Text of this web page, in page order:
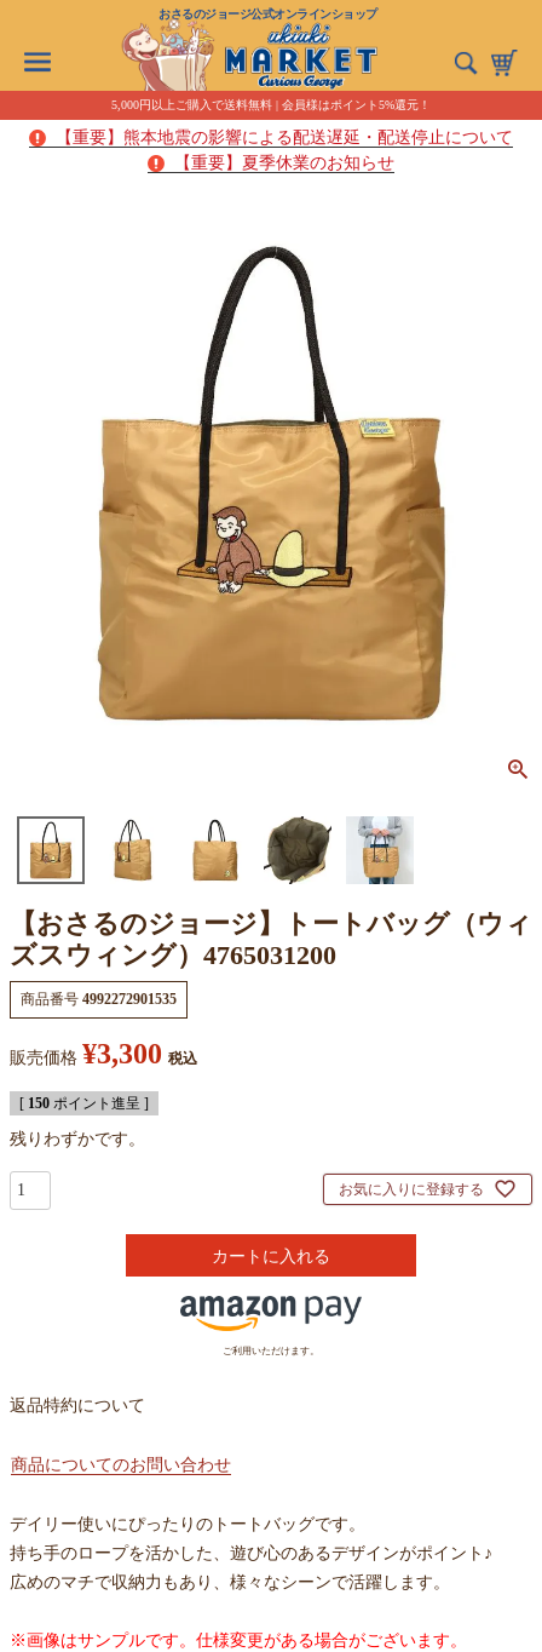
おさるのジョージ公式オンラインショップ
5,000円以上ご購入で送料無料 | 会員様はポイント5%還元！
【重要】熊本地震の影響による配送遅延・配送停止について
【重要】夏季休業のお知らせ
【おさるのジョージ】トートバッグ（ウィ
ズスウィング）4765031200
商品番号 4992272901535
販売価格 ¥3,300 税込
[ 150 ポイント進呈 ]
残りわずかです。
お気に入りに登録する
カートに入れる
ご利用いただけます。
返品特約について
商品についてのお問い合わせ
デイリー使いにぴったりのトートバッグです。
持ち手のロープを活かした、遊び心のあるデザインがポイント♪
広めのマチで収納力もあり、様々なシーンで活躍します。
※画像はサンプルです。仕様変更がある場合がございます。